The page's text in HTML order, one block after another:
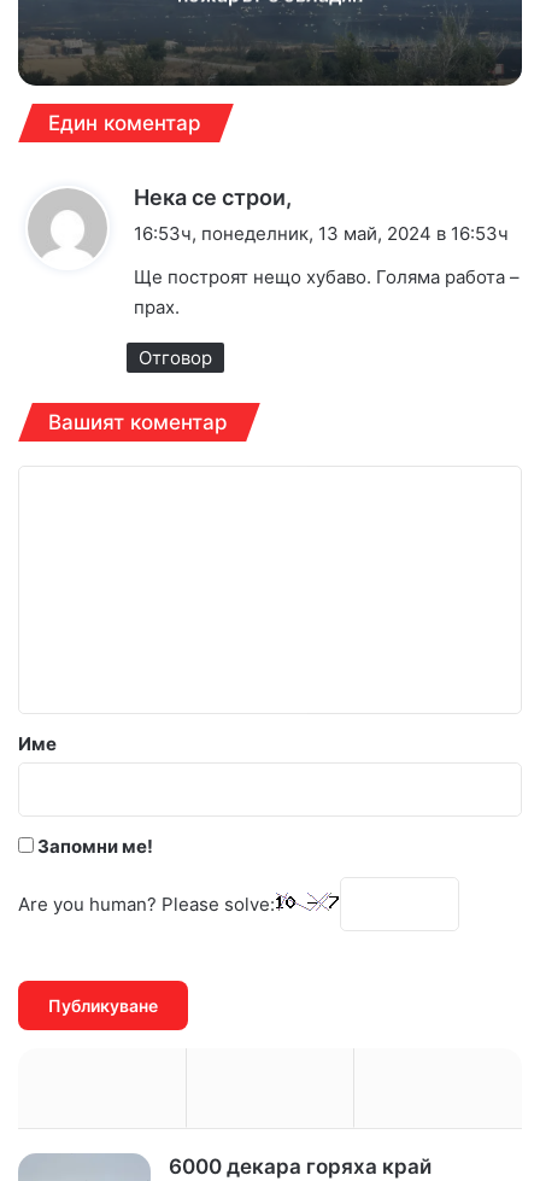
Един коментар
Нека се строи,
а
16:53ч, понеделник, 13 май, 2024 в 16:53ч
Ще построят нещо хубаво. Голяма работа –
прах.
Отговор
Вашият коментар
р
*
Име
Запомни ме!
Are you human? Please solve:
6000 декара горяха край